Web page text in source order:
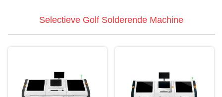
Selectieve Golf Solderende Machine